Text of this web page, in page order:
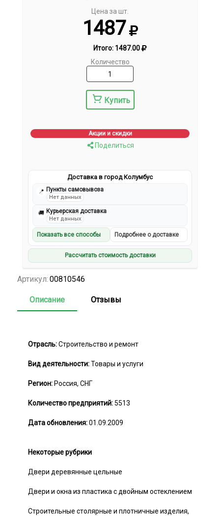
Цена за шт.
1487
Итого: 1487.00
Количество
Купить
Акции и скидки
Поделиться
Доставка в город Колумбус
📍 Пункты самовывоза
Нет данных
🚚 Курьерская доставка
Нет данных
Показать все способы Подробнее о доставке
Рассчитать стоимость доставки
Артикул: 00810546
Описание Отзывы
Отрасль:Строительство и ремонт
Вид деятельности:Товары и услуги
Регион: Россия, СНГ
Количество предприятий:5513
Дата обновления:01.09.2009
Некоторые рубрики
Двери деревянные цельные
Двери и окна из пластика с двойным остеклением
Строительные столярные и плотничные изделия,